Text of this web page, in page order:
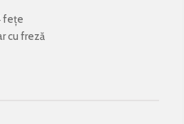
fețe
cu freză